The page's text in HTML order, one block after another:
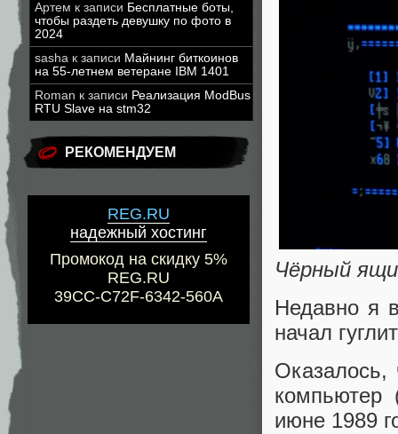
Артем к записи Бесплатные боты,
чтобы раздеть девушку по фото в
2024
sasha к записи Майнинг биткоинов
на 55-летнем ветеране IBM 1401
Roman к записи Реализация ModBus
RTU Slave на stm32
РЕКОМЕНДУЕМ
REG.RU
надежный хостинг
Промокод на скидку 5%
REG.RU
39CC-C72F-6342-560A
Чёрный
Недавно я
начал
Оказалось,
июне 1989